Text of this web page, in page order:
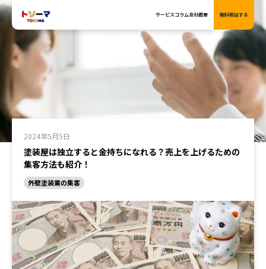
サービスコラム会社概要 無料相談する
サービスコラム会社概要 無料相談する
2024年5月5日
塗装屋は独立すると金持ちになれる？売上を上げるための
集客方法も紹介！
外壁塗装業の集客